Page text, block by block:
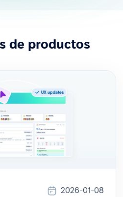
de productos
2026-01-08